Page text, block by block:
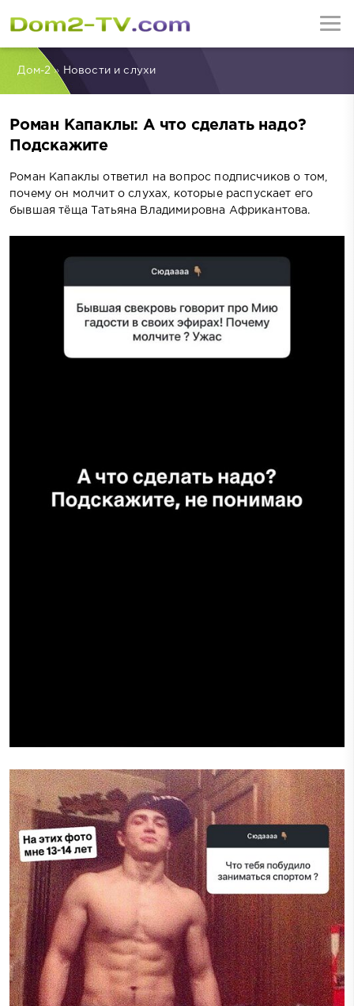
Дом-2» Новости и слухи
Роман Капаклы: А что сделать надо?
Подскажите
Роман Капаклы ответил на вопрос подписчиков о том,
почему он молчит о слухах, которые распускает его
бывшая тёща Татьяна Владимировна Африкантова.